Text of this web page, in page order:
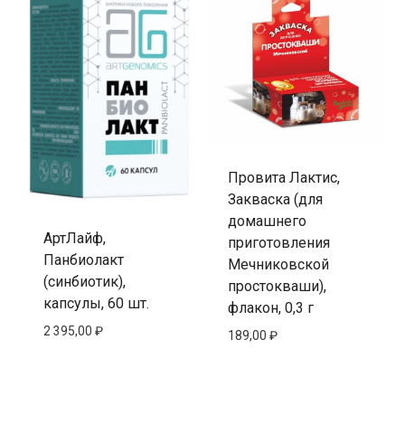
АртЛайф,
Панбиолакт
(синбиотик),
капсулы, 60 шт.
2 395,00 ₽
Провита Лактис,
Закваска (для
домашнего
приготовления
Мечниковской
простокваши),
флакон, 0,3 г
189,00 ₽